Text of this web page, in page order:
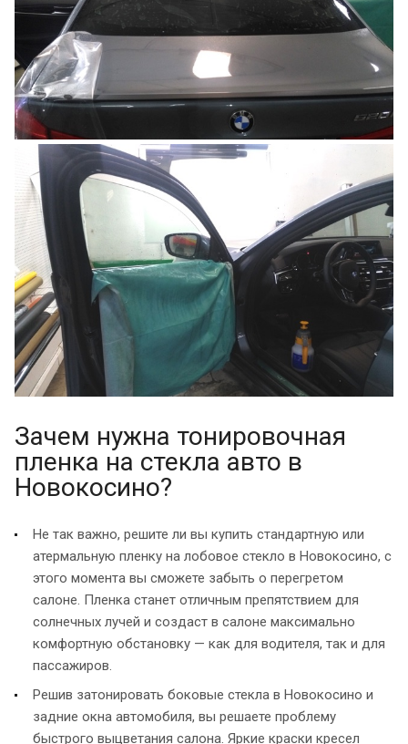
Зачем нужна тонировочная
пленка на стекла авто в
Новокосино?
Не так важно, решите ли вы купить стандартную или
атермальную пленку на лобовое стекло в Новокосино, с
этого момента вы сможете забыть о перегретом
салоне. Пленка станет отличным препятствием для
солнечных лучей и создаст в салоне максимально
комфортную обстановку — как для водителя, так и для
пассажиров.
Решив затонировать боковые стекла в Новокосино и
задние окна автомобиля, вы решаете проблему
быстрого выцветания салона. Яркие краски кресел